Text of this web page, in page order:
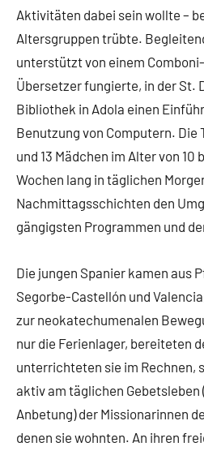
Aktivitäten dabei sein wollte –
Altersgruppen trübte.
unterstützt von einem
Übersetzer fungierte, in der St.
Bibliothek in Adola einen
Benutzung von Computern. Die
und 13 Mädchen im Alter von 10
Wochen lang in täglichen
Nachmittagsschichten den
gängigsten Programmen und
Die jungen Spanier kamen aus
Segorbe-Castellón und
zur neokatechumenalen
nur die Ferienlager, bereiteten
unterrichteten sie im Rechnen,
aktiv am täglichen Gebetsleben
Anbetung) der Missionarinnen
denen sie wohnten. An ihren